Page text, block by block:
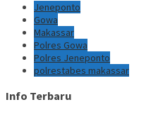
Jeneponto
Gowa
Makassar
Polres Gowa
Polres Jeneponto
polrestabes makassar
Info Terbaru